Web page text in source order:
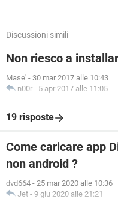
Discussioni simili
Non riesco a
Mase' - 30 mar 2017 alle 10:43
n00r - 5 apr 2017 alle 11:05
19 risposte
Come caricare app
non android ?
dvd664 - 25 mar 2020 alle 10:36
Jet - 9 giu 2020 alle 21:21